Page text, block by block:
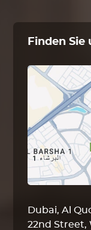
Finden Sie
Dubai, Al
22nd Street,